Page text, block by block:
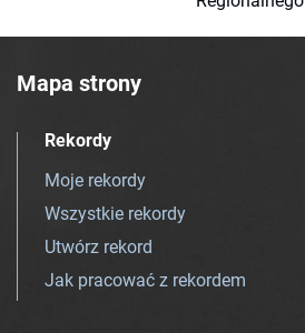
Mapa strony
Rekordy
Moje rekordy
Wszystkie rekordy
Utwórz rekord
Jak pracować z rekordem